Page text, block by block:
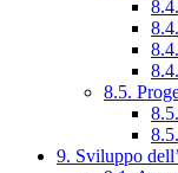
8.5.
9. Sviluppo